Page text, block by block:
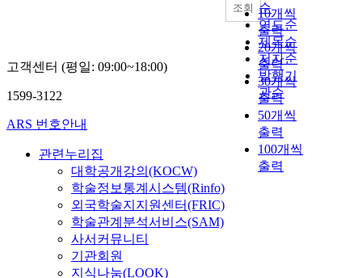
순
연도순
제목순
저자순
발행기
관순
10개씩
출력
20개씩
출력
30개씩
출력
50개씩
출력
100개씩
출력
조회
고객센터 (평일: 09:00~18:00)
1599-3122
ARS 번호안내
관련누리집
대학공개강의(KOCW)
학술정보통계시스템(Rinfo)
외국학술지지원센터(FRIC)
학술관계분석서비스(SAM)
사서커뮤니티
기관회원
지식나눔(LOOK)